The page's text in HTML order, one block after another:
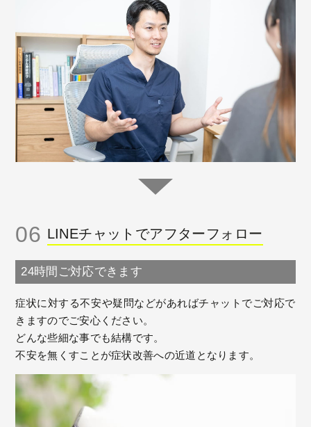
06 LINEチャットでアフターフォロー
24時間ご対応できます
症状に対する不安や疑問などがあればチャットでご対応で
きますのでご安心ください。
どんな些細な事でも結構です。
不安を無くすことが症状改善への近道となります。